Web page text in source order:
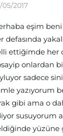
05/2017
eşim
defasında
ettiğimde her
onlardan
sadece
yazıyorum
gibi ama o
susuyorum